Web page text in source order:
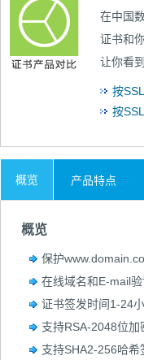
在中国
证书和
让你看
按
按
概览 产品特点
概览
保护
在线域名和E-mail
证书签发时间1-24
支持RSA-2048位加
支持SHA2-256哈希